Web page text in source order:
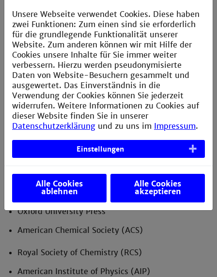
Konsortium BaWü)
Elsevier (
1250 Zeitschriftenüber eine
Nationallizenz)
de Gruyter (
Zeitschriftenüber eine
Nationallizenz)
Karger Medizinverlag (
76 Zeitschriftenüber
eine Nationallizenz)
Sage Journals Online (
376 Zeitschriftenüber
eine Nationallizenz)
Emerald Fulltext Archive Database (
Thieme (
36 Zeitschriften
über eine
Nationallizenz)
Oxford University Press
American Chemical Society (ACS)
Royal Society of Chemistry (RCS)
American Institute of Physics (AIP)
Unsere Webseite verwendet Cookies. Diese haben
zwei Funktionen: Zum einen sind sie erforderlich
für die grundlegende Funktionalität unserer
Website. Zum anderen können wir mit Hilfe der
Cookies unsere Inhalte für Sie immer weiter
verbessern. Hierzu werden pseudonymisierte
Daten von Website-Besuchern gesammelt und
ausgewertet. Das Einverständnis in die
Verwendung der Cookies können Sie jederzeit
widerrufen. Weitere Informationen zu Cookies auf
dieser Website finden Sie in unserer
Datenschutzerklärung und zu uns im Impressum.
Einstellungen
Alle Cookies
ablehnen
Alle Cookies
akzeptieren